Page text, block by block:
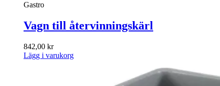
Gastro
Vagn till återvinningskärl
842,00 kr
Lägg i varukorg